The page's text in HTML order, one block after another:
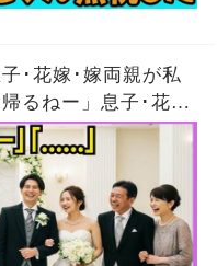
･花嫁･嫁両親が私
るねー」息子･花
の着信がきたが無